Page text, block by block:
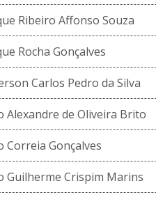
Ribeiro Affonso Souza
Rocha Gonçalves
Carlos Pedro da Silva
Alexandre de Oliveira Brito
Correia Gonçalves
Guilherme Crispim Marins